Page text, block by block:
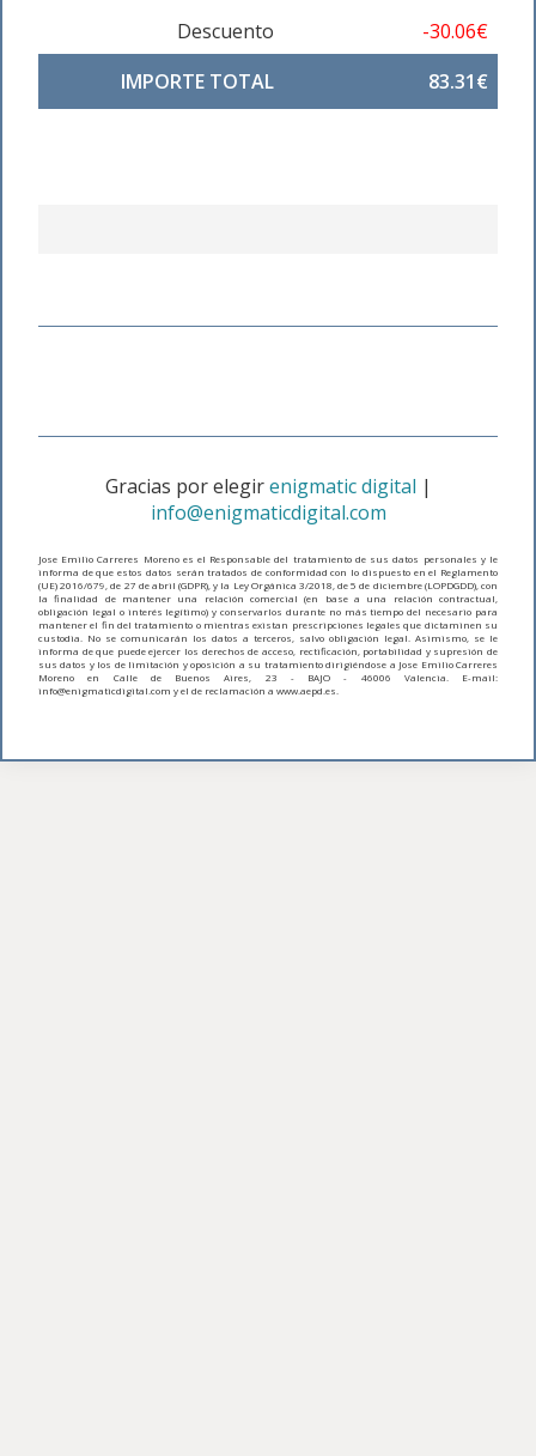
Descuento
-30.06€
IMPORTE TOTAL
83.31€
Gracias por elegirenigmatic digital |
info@enigmaticdigital.com
Jose Emilio Carreres Moreno es el Responsable del tratamiento de sus datos personales y le
informa de que estos datos serán tratados de conformidad con lo dispuesto en el Reglamento
(UE) 2016/679, de 27 de abril (GDPR), y la Ley Orgánica 3/2018, de 5 de diciembre (LOPDGDD), con
la finalidad de mantener una relación comercial (en base a una relación contractual,
obligación legal o interés legítimo) y conservarlos durante no más tiempo del necesario para
mantener el fin del tratamiento o mientras existan prescripciones legales que dictaminen su
custodia. No se comunicarán los datos a terceros, salvo obligación legal. Asimismo, se le
informa de que puede ejercer los derechos de acceso, rectificación, portabilidad y supresión de
sus datos y los de limitación y oposición a su tratamiento dirigiéndose a Jose Emilio Carreres
Moreno en Calle de Buenos Aires, 23 - BAJO - 46006 Valencia. E-mail:
info@enigmaticdigital.com y el de reclamación a www.aepd.es.